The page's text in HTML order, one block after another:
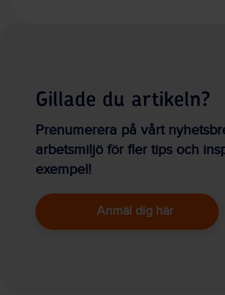
Gillade du artikeln?
Prenumerera på vårt
arbetsmiljö för fler tips och
exempel!
Anmäl dig här